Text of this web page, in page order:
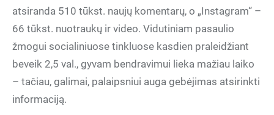
atsiranda 510 tūkst. naujų komentarų, o „Instagram“ –
66 tūkst. nuotraukų ir video. Vidutiniam pasaulio
žmogui socialiniuose tinkluose kasdien praleidžiant
beveik 2,5 val., gyvam bendravimui lieka mažiau laiko
– tačiau, galimai, palaipsniui auga gebėjimas atsirinkti
informaciją.